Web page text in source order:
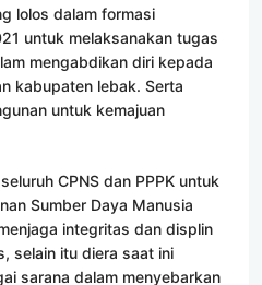
lolos dalam formasi
untuk melaksanakan tugas
mengabdikan diri kepada
kabupaten lebak. Serta
untuk kemajuan
CPNS dan PPPK untuk
Sumber Daya Manusia
integritas dan displin
selain itu diera saat ini
sarana dalam menyebarkan